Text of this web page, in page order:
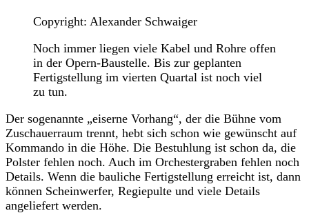
Copyright: Alexander Schwaiger
Noch immer liegen viele Kabel und Rohre offen
in der Opern-Baustelle. Bis zur geplanten
Fertigstellung im vierten Quartal ist noch viel
zu tun.
Der sogenannte „eiserne Vorhang“, der die Bühne vom
Zuschauerraum trennt, hebt sich schon wie gewünscht auf
Kommando in die Höhe. Die Bestuhlung ist schon da, die
Polster fehlen noch. Auch im Orchestergraben fehlen noch
Details. Wenn die bauliche Fertigstellung erreicht ist, dann
können Scheinwerfer, Regiepulte und viele Details
angeliefert werden.